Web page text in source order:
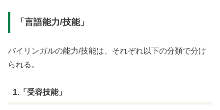
「言語能力/技能」
バイリンガルの能力/技能は、それぞれ以下の分類で分け
られる。
1.「受容技能」